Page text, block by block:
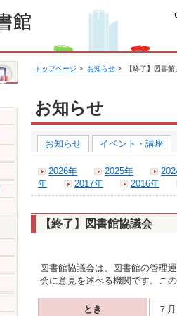
トップページ > お知らせ > 【終了】図書
お知らせ
お知らせ イベント・講座
2026年 2025年
年
2017年 2016年
【終了】図書館協議会
図書館協議会は、図書館の管理
会に意見を述べる機関です。こ
とき
７